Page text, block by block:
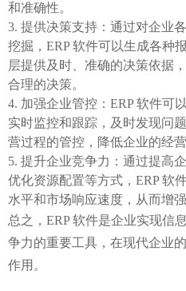
和准确性。
提供决策支持：通过对企业
挖掘，ERP 软件可以生成各种
层提供及时、准确的决策依据
合理的决策。
加强企业管控：ERP 软件可
实时监控和跟踪，及时发现问
营过程的管控，降低企业的经营
提升企业竞争力：通过提高
优化资源配置等方式，ERP 软
水平和市场响应速度，从而增
总之，ERP 软件是企业实现信
争力的重要工具，在现代企业
作用。